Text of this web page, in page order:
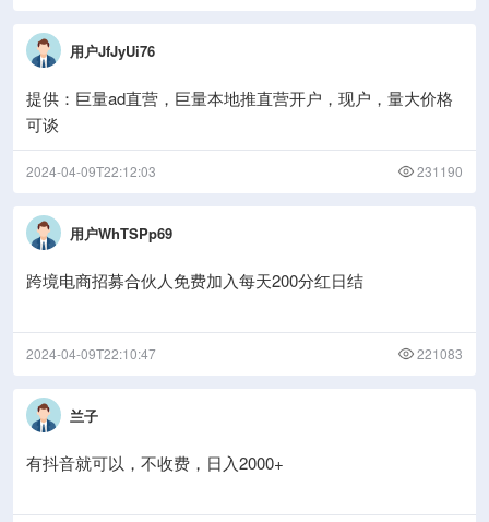
用户JfJyUi76
提供：巨量ad直营，巨量本地推直营开户，现户，量大价格
可谈
2024-04-09T22:12:03 231190
用户WhTSPp69
跨境电商招募合伙人免费加入每天200分红日结
2024-04-09T22:10:47 221083
兰子
有抖音就可以，不收费，日入2000+